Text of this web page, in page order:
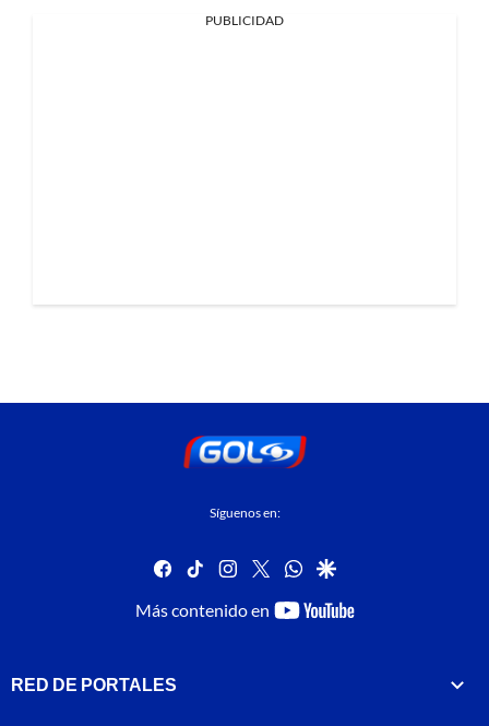
PUBLICIDAD
Síguenos en:
facebook
tiktok instagram
twitterwhatsapp
google
Más contenido en
youtube-
RED DE PORTALES